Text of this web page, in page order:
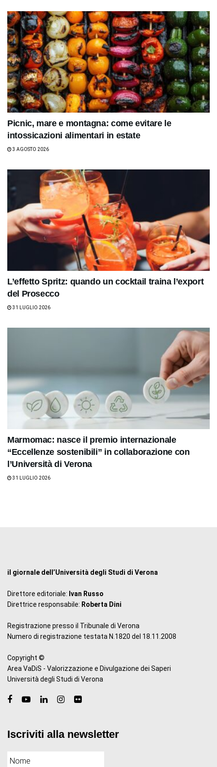
Picnic, mare e montagna: come evitare le
intossicazioni alimentari in estate
3 AGOSTO 2026
L’effetto Spritz: quando un cocktail traina l’export
del Prosecco
31 LUGLIO 2026
Marmomac: nasce il premio internazionale
“Eccellenze sostenibili” in collaborazione con
l’Università di Verona
31 LUGLIO 2026
il giornale dell’Università degli Studi di Verona
Direttore editoriale: Ivan Russo
Direttrice responsabile: Roberta Dini
Registrazione presso il Tribunale di Verona
Numero di registrazione testata N.1820 del 18.11.2008
Copyright ©
Area VaDiS - Valorizzazione e Divulgazione dei Saperi
Università degli Studi di Verona
Iscriviti alla newsletter